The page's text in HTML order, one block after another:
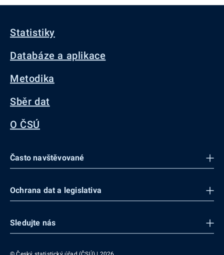
Statistiky
Databáze a aplikace
Metodika
Sběr dat
O ČSÚ
Často navštěvované
Ochrana dat a legislativa
Sledujte nás